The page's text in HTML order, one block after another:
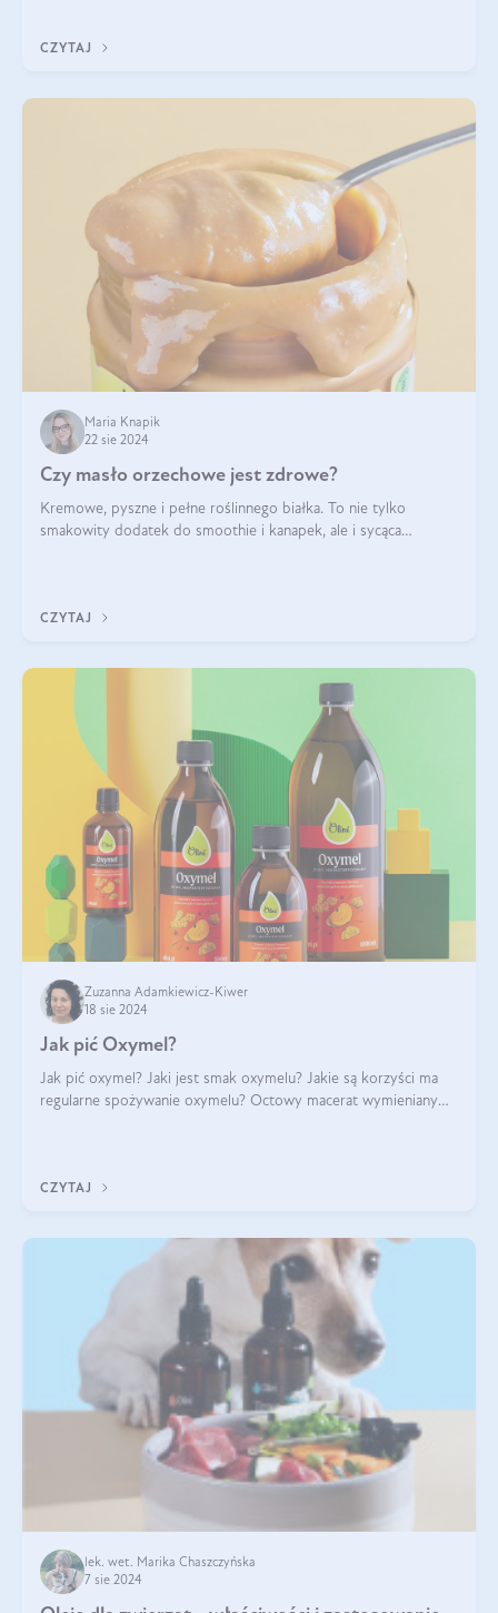
CZYTAJ
Maria Knapik
22 sie 2024
Czy masło orzechowe jest zdrowe?
Kremowe, pyszne i pełne roślinnego białka. To nie tylko
smakowity dodatek do smoothie i kanapek, ale i sycąca
CZYTAJ
Zuzanna Adamkiewicz-Kiwer
18 sie 2024
Jak pić Oxymel?
Jak pić oxymel? Jaki jest smak oxymelu? Jakie są korzyści ma
regularne spożywanie oxymelu? Octowy macerat wymieniany
CZYTAJ
lek. wet. Marika Chaszczyńska
7 sie 2024